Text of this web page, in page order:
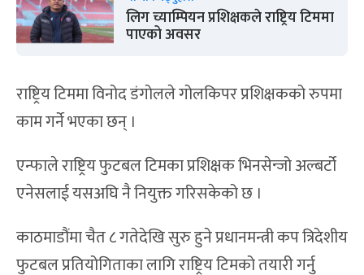
लिग च्याम्पियन प्रशिक्षकले राष्ट्रिय टिममा
पाएको अवसर
राष्ट्रिय टिममा विनोद डंगोलले गोलकिपर प्रशिक्षकको रुपमा
काम गर्ने भएका छन् ।
एन्फाले राष्ट्रिय फुटबल टिमका प्रशिक्षक भिनसेन्जो अल्बर्टो
एनेसलाई यसअघि नै नियुक्त गरिसकेको छ ।
काठमाडौंमा चैत ८ गतेदेखि सुरु हुने प्रधानमन्त्री कप त्रिदेशीय
फुटबल प्रतियोगिताका लागि राष्ट्रिय टिमको तयारी गर्नु